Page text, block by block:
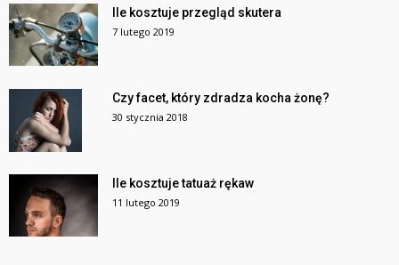
Ile kosztuje przegląd skutera
7 lutego 2019
Czy facet, który zdradza kocha żonę?
30 stycznia 2018
Ile kosztuje tatuaż rękaw
11 lutego 2019